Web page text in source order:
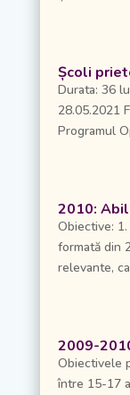
Școli
Durata: 36
28.05.2021
Programul
2010:
Obiective:
formată din
relevante,
2009-
Obiectivele
între 15-17